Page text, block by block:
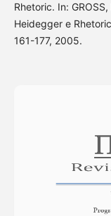
Rhetoric. In:
Heidegger e
161-177, 2005.